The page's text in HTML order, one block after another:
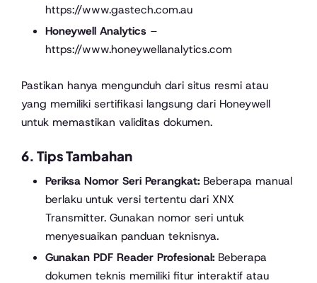
https://www.gastech.com.au
Honeywell Analytics–
https://www.honeywellanalytics.com
Pastikan hanya mengunduh dari situs resmi atau
yang memiliki sertifikasi langsung dari Honeywell
untuk memastikan validitas dokumen.
6. Tips Tambahan
Periksa Nomor Seri Perangkat:Beberapa manual
berlaku untuk versi tertentu dari XNX
Transmitter. Gunakan nomor seri untuk
menyesuaikan panduan teknisnya.
Gunakan PDF Reader Profesional:Beberapa
dokumen teknis memiliki fitur interaktif atau